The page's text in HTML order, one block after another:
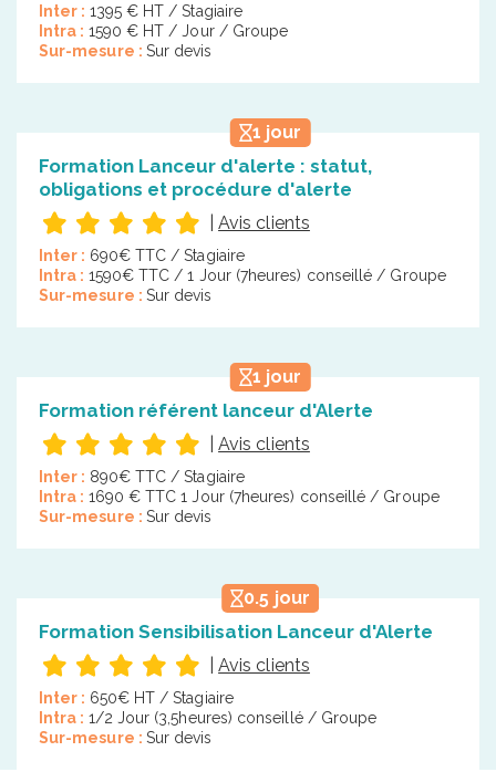
Inter : 1395 € HT / Stagiaire
Intra : 1590 € HT / Jour / Groupe
Sur-mesure : Sur devis
1 jour
Formation Lanceur d'alerte : statut,
obligations et procédure d'alerte
Avis clients
Inter : 690€ TTC / Stagiaire
Intra : 1590€ TTC / 1 Jour (7heures) conseillé / Groupe
Sur-mesure : Sur devis
1 jour
Formation référent lanceur d'Alerte
Avis clients
Inter : 890€ TTC / Stagiaire
Intra : 1690 € TTC 1 Jour (7heures) conseillé / Groupe
Sur-mesure : Sur devis
0.5 jour
Formation Sensibilisation Lanceur d'Alerte
Avis clients
Inter : 650€ HT / Stagiaire
Intra : 1/2 Jour (3,5heures) conseillé / Groupe
Sur-mesure : Sur devis